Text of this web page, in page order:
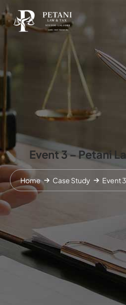
Event 3 – Petani
Home Case Study Event